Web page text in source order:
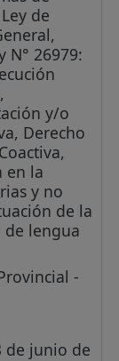
de
N° 26979:
y/o
Derecho
en la
y no
de la
lengua
-
de junio de